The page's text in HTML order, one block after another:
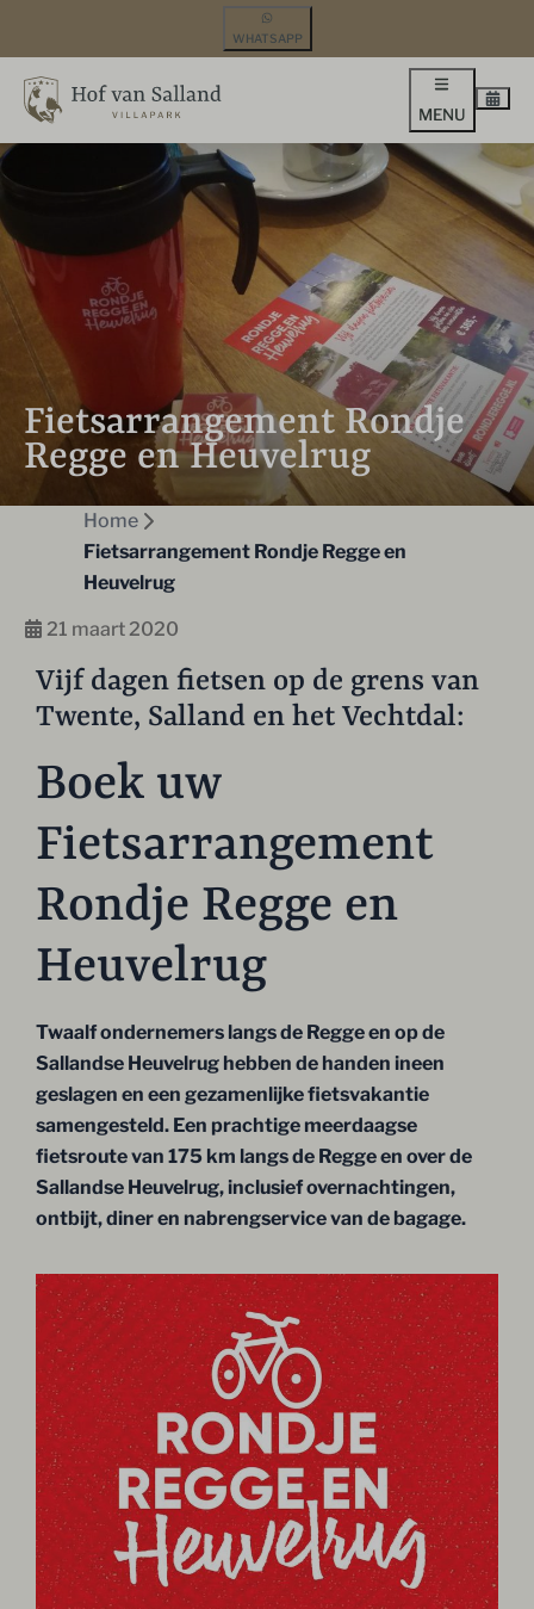
WHATSAPP
MENU
Fietsarrangement Rondje
Regge en Heuvelrug
Home
Fietsarrangement Rondje Regge en
Heuvelrug
21 maart 2020
Vijf dagen fietsen op de grens van
Twente, Salland en het Vechtdal:
Boek uw
Fietsarrangement
Rondje Regge en
Heuvelrug
Twaalf ondernemers langs de Regge en op de
Sallandse Heuvelrug hebben de handen ineen
geslagen en een gezamenlijke fietsvakantie
samengesteld. Een prachtige meerdaagse
fietsroute van 175 km langs de Regge en over de
Sallandse Heuvelrug, inclusief overnachtingen,
ontbijt, diner en nabrengservice van de bagage.